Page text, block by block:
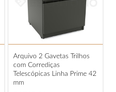
Arquivo 2 Gavetas Trilhos
com Corrediças
Telescópicas Linha Prime 42
mm